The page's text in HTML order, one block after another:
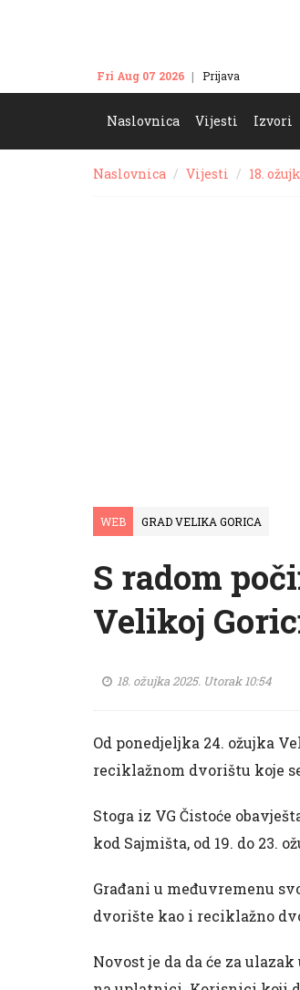
Fri Aug 07 2026 Prijava
Naslovnica Vijesti Izvori
Naslovnica Vijesti 18.
WEB GRAD VELIKA GORICA
S radom
Velikoj
18. ožujka 2025. Utorak 10:54
Od ponedjeljka 24. ožujka
reciklažnom dvorištu koje
Stoga iz VG Čistoće
kod Sajmišta, od 19. do 23.
Građani u međuvremenu
dvorište kao i reciklažno
Novost je da da će za